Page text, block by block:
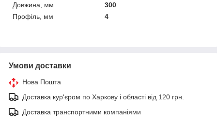
Довжина, мм
300
Профіль, мм
4
Умови доставки
Нова Пошта
Доставка кур'єром по Харкову і області від 120 грн.
Доставка транспортними компаніями